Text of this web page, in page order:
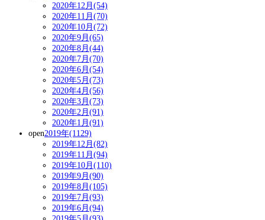
2020年12月(54)
2020年11月(70)
2020年10月(72)
2020年9月(65)
2020年8月(44)
2020年7月(70)
2020年6月(54)
2020年5月(73)
2020年4月(56)
2020年3月(73)
2020年2月(91)
2020年1月(91)
open2019年(1129)
2019年12月(82)
2019年11月(94)
2019年10月(110)
2019年9月(90)
2019年8月(105)
2019年7月(93)
2019年6月(94)